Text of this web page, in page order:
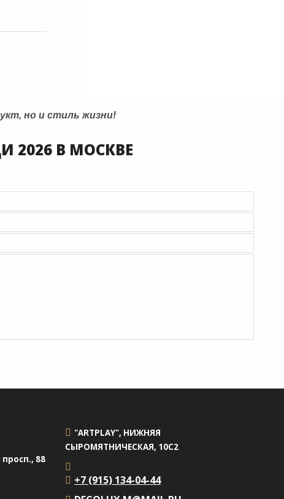
но и стиль жизни!
2026 В МОСКВЕ
88
"ARTPLAY", НИЖНЯЯ
СЫРОМЯТНИЧЕСКАЯ, 10С2
+7 (915) 134-04-44